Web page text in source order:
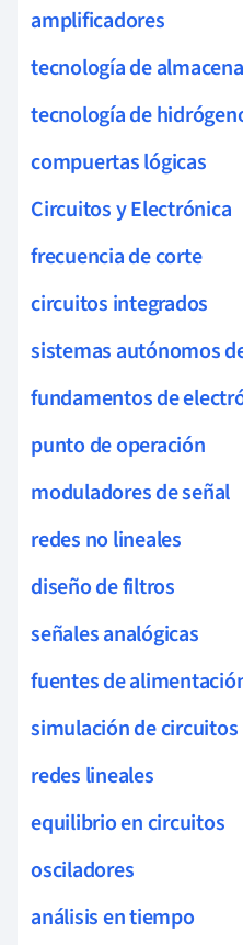
amplificadores
tecnología de
tecnología de
compuertas lógicas
Circuitos y Electrónica
frecuencia de corte
circuitos integrados
sistemas autónomos
fundamentos de
punto de operación
moduladores de señal
redes no lineales
diseño de filtros
señales analógicas
fuentes de
simulación de circuitos
redes lineales
equilibrio en circuitos
osciladores
análisis en tiempo